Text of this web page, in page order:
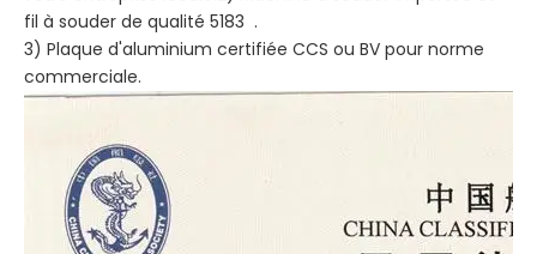
fil à souder de qualité 5183 .
3) Plaque d'aluminium certifiée CCS ou BV pour norme
commerciale.